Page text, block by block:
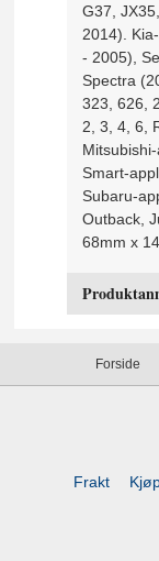
G37,
2014).
- 2005),
Spectra
323, 626,
2, 3, 4, 6,
Smart-
Subaru-
Outback,
68mm x
Forside
Frakt